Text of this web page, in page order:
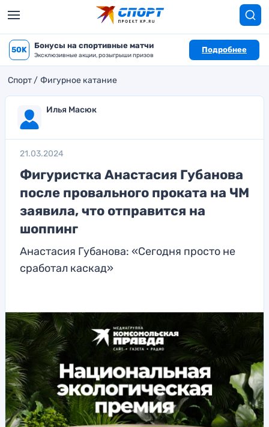
50K Бонусы на спортивные матчи
Эксклюзивные акции, розыгрыши призов
Подробнее
Спорт Фигурное катание
Илья Масюк
21.03.2024
Фигуристка Анастасия Губанова
после провального проката на ЧМ
заявила, что отправится на
шоппинг
Анастасия Губанова: «Сегодня просто не
сработал каскад»